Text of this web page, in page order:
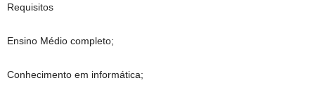
Requisitos
Ensino Médio completo;
Conhecimento em informática;